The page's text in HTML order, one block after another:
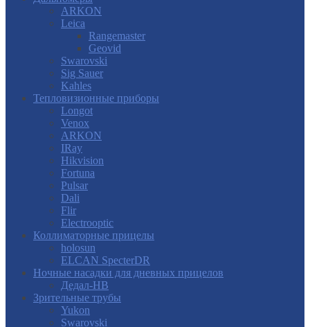
ARKON
Leica
Rangemaster
Geovid
Swarovski
Sig Sauer
Kahles
Тепловизионные приборы
Longot
Venox
ARKON
IRay
Hikvision
Fortuna
Pulsar
Dali
Flir
Electrooptic
Коллиматорные прицелы
holosun
ELCAN SpecterDR
Ночные насадки для дневных прицелов
Дедал-НВ
Зрительные трубы
Yukon
Swarovski